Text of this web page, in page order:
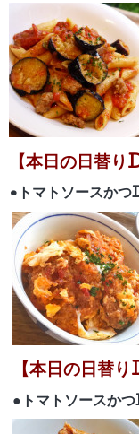
【本日の日替り
•トマトソースかつ
【本日の日替
●トマトソースかつ